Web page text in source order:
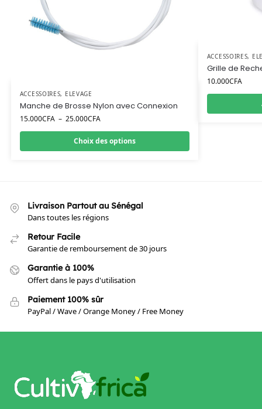
ACCESSOIRES, ELEVAGE
Manche de Brosse Nylon avec Connexion
15.000CFA – 25.000CFA
Choix des options
ACCESSOIRES,
Grille de
10.000CFA
Livraison Partout au Sénégal
Dans toutes les régions
Retour Facile
Garantie de remboursement de 30 jours
Garantie à 100%
Offert dans le pays d'utilisation
Paiement 100% sûr
PayPal / Wave / Orange Money / Free Money